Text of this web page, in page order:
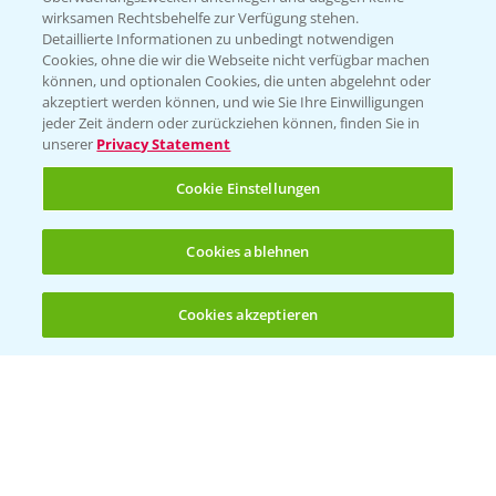
(noch 4)
Folgen Sie uns
Allgemeine Nutzungsbedingungen
Datenschutzerklärung
Impressum
Gebrauchshinweise
wirksamen Rechtsbehelfe zur Verfügung stehen.
Detaillierte Informationen zu unbedingt notwendigen
Cookies, ohne die wir die Webseite nicht verfügbar machen
können, und optionalen Cookies, die unten abgelehnt oder
akzeptiert werden können, und wie Sie Ihre Einwilligungen
jeder Zeit ändern oder zurückziehen können, finden Sie in
unserer Privacy Statement
Cookie Einstellungen
Cookies ablehnen
Cookies akzeptieren